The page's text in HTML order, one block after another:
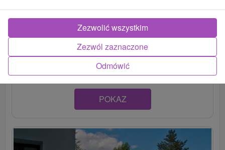
Dom Joves Štôla
Samostatne stojaci bungalov vo Vysokých Tatrách, v
okrajovej časti malej obce Štôla, ponúka nové...
POKAZ
Odmówić
Zezwól zaznaczone
Zezwolić wszystkim